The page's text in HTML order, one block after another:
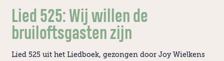
Lied 525: Wij willen de
bruiloftsgasten zijn
Lied 525 uit het Liedboek, gezongen door Joy Wielkens